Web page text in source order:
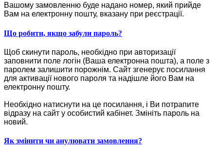
Вашому замовленню буде надано номер, який прийде
Вам на електронну пошту, вказану при реєстрації.
Що робити, якщо забули пароль?
Щоб скинути пароль, необхідно при авторизації
заповнити поле логін (Ваша електронна пошта), а поле з
паролем залишити порожнім. Сайт згенерує посилання
для активації нового пароля та надішле його Вам на
електронну пошту.
Необхідно натиснути на це посилання, і Ви потрапите
відразу на сайт у особистий кабінет. Змініть пароль на
новий.
Як змінити чи анулювати замовлення?